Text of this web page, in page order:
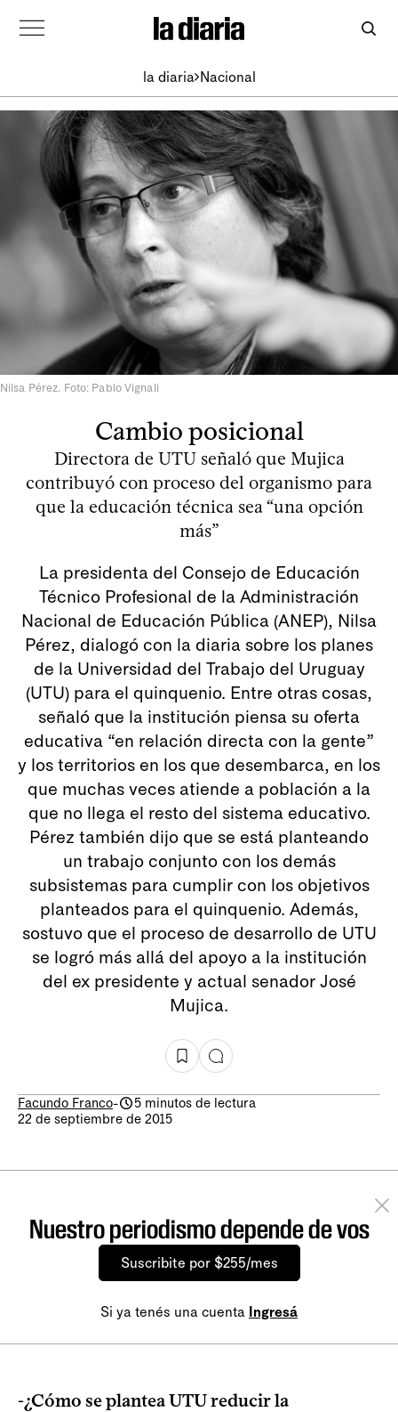
la diaria Nacional
Nilsa Pérez. Foto: Pablo Vignali
Cambio posicional
Directora de UTU señaló que Mujica
contribuyó con proceso del organismo para
que la educación técnica sea “una opción
más”
La presidenta del Consejo de Educación
Técnico Profesional de la Administración
Nacional de Educación Pública (ANEP), Nilsa
Pérez, dialogó con la diaria sobre los planes
de la Universidad del Trabajo del Uruguay
(UTU) para el quinquenio. Entre otras cosas,
señaló que la institución piensa su oferta
educativa “en relación directa con la gente”
y los territorios en los que desembarca, en los
que muchas veces atiende a población a la
que no llega el resto del sistema educativo.
Pérez también dijo que se está planteando
un trabajo conjunto con los demás
subsistemas para cumplir con los objetivos
planteados para el quinquenio. Además,
sostuvo que el proceso de desarrollo de UTU
se logró más allá del apoyo a la institución
del ex presidente y actual senador José
Mujica.
Facundo Franco-
5 minutos de lectura
22 de septiembre de 2015
Nuestro periodismo depende de vos
Suscribite por $255/mes
Si ya tenés una cuenta Ingresá
-¿Cómo se plantea UTU reducir la